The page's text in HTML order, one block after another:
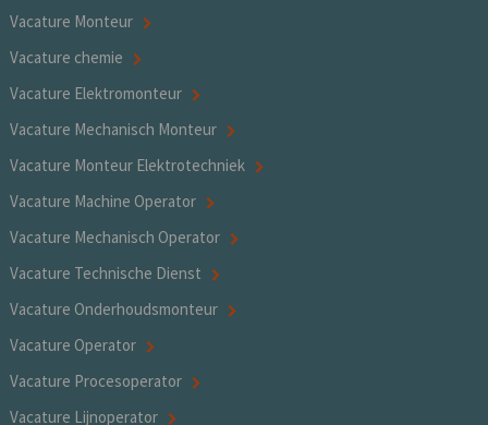
Vacature Monteur
Vacature chemie
Vacature Elektromonteur
Vacature Mechanisch Monteur
Vacature Monteur Elektrotechniek
Vacature Machine Operator
Vacature Mechanisch Operator
Vacature Technische Dienst
Vacature Onderhoudsmonteur
Vacature Operator
Vacature Procesoperator
Vacature Lijnoperator